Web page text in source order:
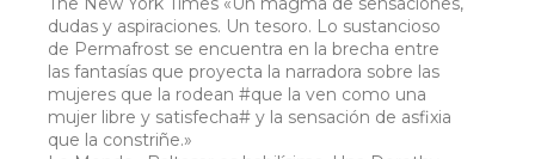
dudas y aspiraciones. Un tesoro. Lo sustancioso
de Permafrost se encuentra en la brecha entre
las fantasías que proyecta la narradora sobre las
mujeres que la rodean #que la ven como una
mujer libre y satisfecha# y la sensación de asfixia
que la constriñe.»